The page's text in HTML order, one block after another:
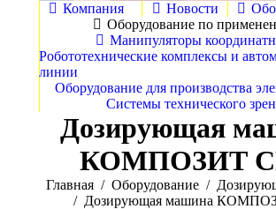
Компания Новости
Оборудование по
Манипуляторы
Робототехнические комплексы и
линии
Оборудование для производства
Системы технического
Дозирующая
КОМПОЗИТ
Вы здесь:
Главная Оборудование
Дозирующая машина